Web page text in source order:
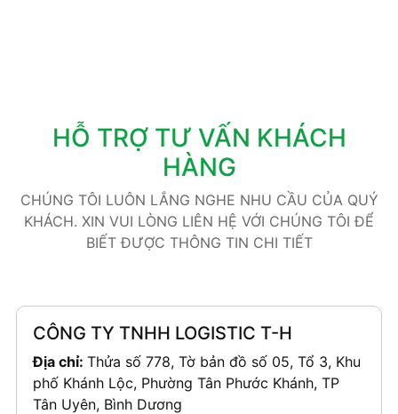
HỖ TRỢ TƯ VẤN KHÁCH
HÀNG
CHÚNG TÔI LUÔN LẮNG NGHE NHU CẦU CỦA QUÝ
KHÁCH. XIN VUI LÒNG LIÊN HỆ VỚI CHÚNG TÔI ĐỂ
BIẾT ĐƯỢC THÔNG TIN CHI TIẾT
CÔNG TY TNHH LOGISTIC T-H
Địa chỉ: Thửa số 778, Tờ bản đồ số 05, Tổ 3, Khu
phố Khánh Lộc, Phường Tân Phước Khánh, TP
Tân Uyên, Bình Dương